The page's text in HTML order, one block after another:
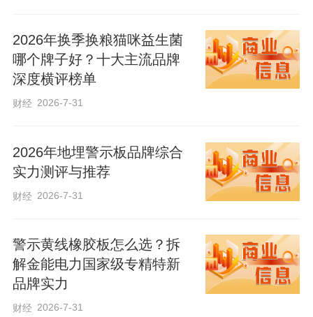
2026年换季换粮猫咪益生菌
哪个牌子好？十大主流品牌
深度横评榜单
财经 2026-7-31
2026年地埋警示板品牌综合
实力测评与推荐
财经 2026-7-31
警示黄线橡胶板怎么选？拆
解金能电力国家级专精特新
品牌实力
财经 2026-7-31